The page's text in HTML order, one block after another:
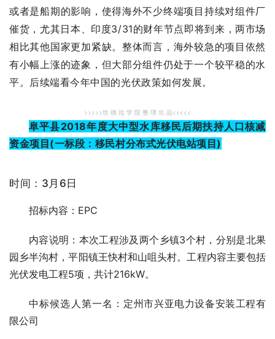
或者是船期的影响，使得海外不少终端项目持续对组件厂
催货，尤其日本、印度3/31的财年节点即将到来，两市场
相比其他国家更加紧缺。 整体而言，海外较急的项目依然
有小幅上涨的迹象，但大部分组件仍处于一个较平稳的水
平。 后续端看今年中国的光伏政策如何发展。
>>>>>坎 德 拉 学 院 整 理 出 品<<<<<
阜平县2018年度大中型水库移民后期扶持人口核减
资金项目(一标段：移民村分布式光伏电站项目)
时间：3月6日
招标内容：EPC
内容说明：本次工程涉及两个乡镇3个村，分别是北果
园乡半沟村，平阳镇王快村和山咀头村。工程内容主要包括
光伏发电工程5项，共计216kW。
中标候选人第一名： 定州市兴亚电力设备安装工程有
限公司